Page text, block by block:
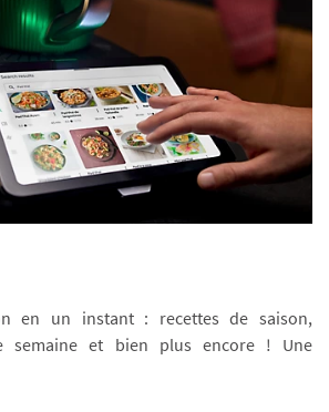
en un instant : recettes de saison,
semaine et bien plus encore ! Une